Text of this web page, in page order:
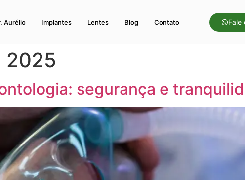
Aurélio Implantes Lentes Blog Contato Fale
2025
segurança e